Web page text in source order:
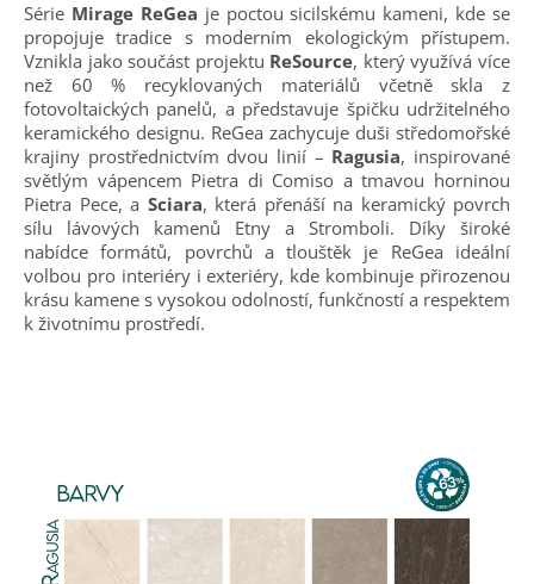
Série Mirage ReGea je poctou sicilskému kameni, kde se
propojuje tradice s moderním ekologickým přístupem.
Vznikla jako součást projektu ReSource, který využívá více
než 60 % recyklovaných materiálů včetně skla z
fotovoltaických panelů, a představuje špičku udržitelného
keramického designu. ReGea zachycuje duši středomořské
krajiny prostřednictvím dvou linií – Ragusia, inspirované
světlým vápencem Pietra di Comiso a tmavou horninou
Pietra Pece, a Sciara, která přenáší na keramický povrch
sílu lávových kamenů Etny a Stromboli. Díky široké
nabídce formátů, povrchů a tlouštěk je ReGea ideální
volbou pro interiéry i exteriéry, kde kombinuje přirozenou
krásu kamene s vysokou odolností, funkčností a respektem
k životnímu prostředí.